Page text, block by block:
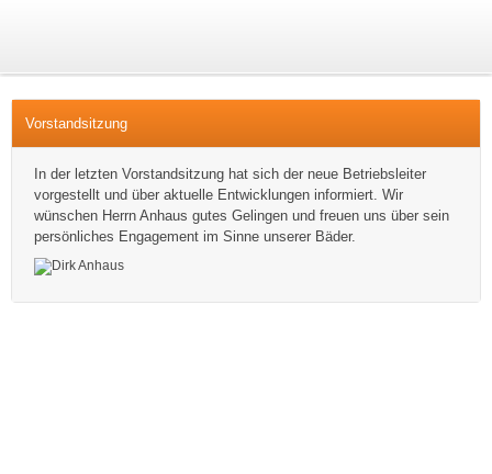
Vorstandsitzung
In der letzten Vorstandsitzung hat sich der neue Betriebsleiter
vorgestellt und über aktuelle Entwicklungen informiert. Wir
wünschen Herrn Anhaus gutes Gelingen und freuen uns über sein
persönliches Engagement im Sinne unserer Bäder.